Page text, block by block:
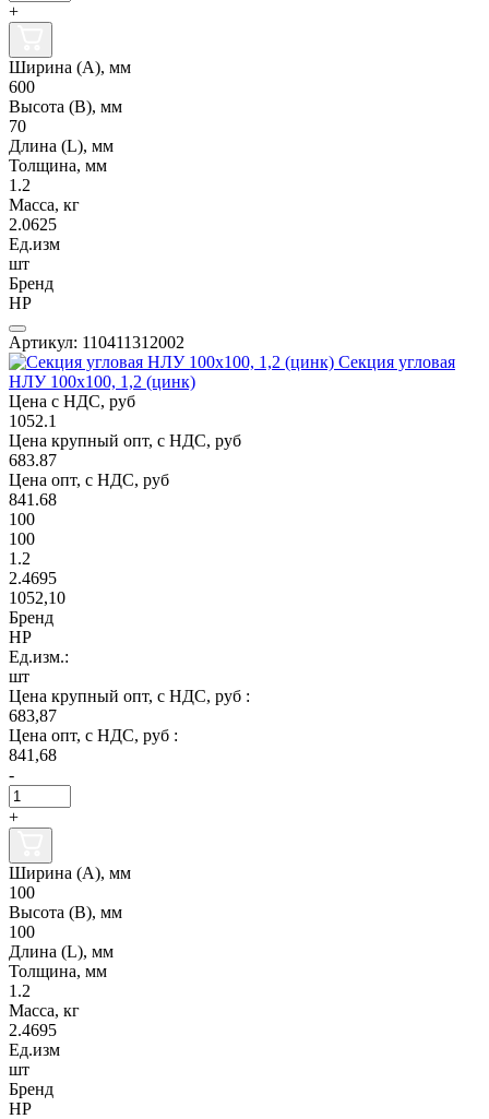
+
Ширина (А), мм
600
Высота (В), мм
70
Длина (L), мм
Толщина, мм
1.2
Масса, кг
2.0625
Ед.изм
шт
Бренд
НР
Артикул: 110411312002
Секция угловая
НЛУ 100х100, 1,2 (цинк)
Цена с НДС, руб
1052.1
Цена крупный опт, с НДС, руб
683.87
Цена опт, с НДС, руб
841.68
100
100
1.2
2.4695
1052,10
Бренд
НР
Ед.изм.:
шт
Цена крупный опт, с НДС, руб :
683,87
Цена опт, с НДС, руб :
841,68
-
+
Ширина (А), мм
100
Высота (В), мм
100
Длина (L), мм
Толщина, мм
1.2
Масса, кг
2.4695
Ед.изм
шт
Бренд
НР